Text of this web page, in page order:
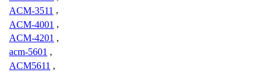
ACM-3511 ,
ACM-4001 ,
ACM-4201 ,
acm-5601 ,
ACM5611 ,